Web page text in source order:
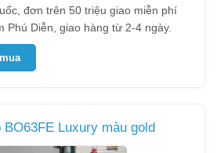
đơn trên 50 triệu giao miễn phí
Phú Diễn, giao hàng từ 2-4 ngày.
Luxury màu gold